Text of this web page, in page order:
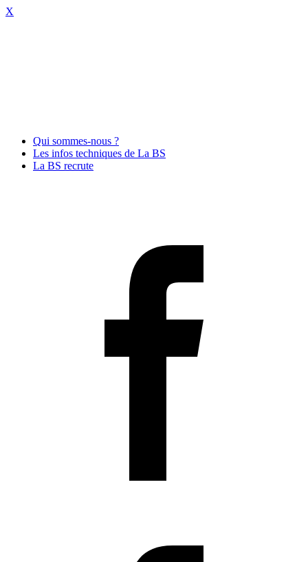
X
Qui sommes-nous ?
Les infos techniques de La BS
La BS recrute